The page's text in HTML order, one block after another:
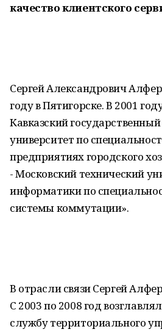
качество клиентского
Сергей Александрович
году в Пятигорске. В 2001
Кавказский
университет по
предприятиях городского
- Московский технический
информатики по
системы коммутации».
В отрасли связи Сергей
С 2003 по 2008 год
службу территориального